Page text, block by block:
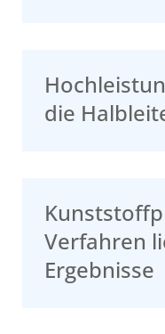
die
Verfahren
Ergebnisse